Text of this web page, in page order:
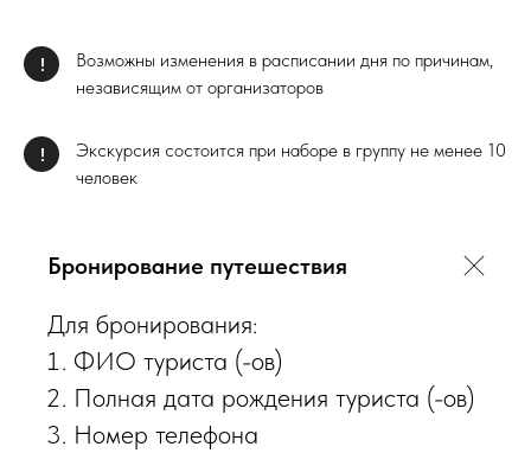
!
Возможны изменения в расписании дня по причинам,
независящим от организаторов
!
Экскурсия состоится при наборе в группу не менее 10
человек
Бронирование путешествия
Для бронирования:
ФИО туриста (-ов)
Полная дата рождения туриста (-ов)
Номер телефона